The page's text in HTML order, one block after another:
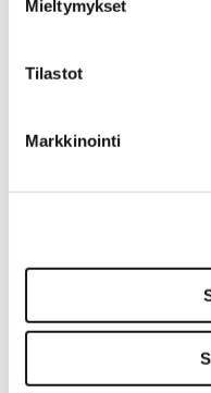
Mieltymykset
Tilastot
Markkinointi
35,00 €